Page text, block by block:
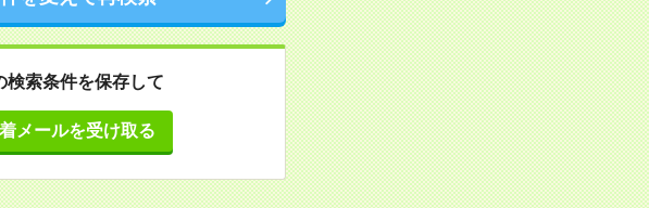
検索条件を保存して
メールを受け取る